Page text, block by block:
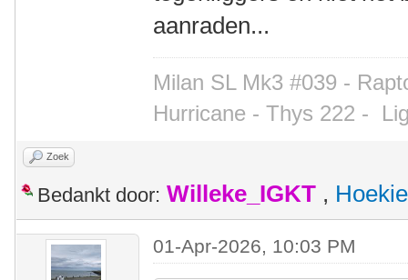
aanraden...
Milan SL Mk3 #039 -
Hurricane - Thys 222 -
Zoek
Bedankt door: Willeke_IGKT , Hoekie
01-Apr-2026, 10:03 PM